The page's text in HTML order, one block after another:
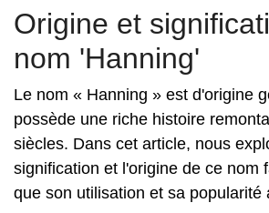
Origine et
nom 'Hanning'
Le nom « Hanning » est d'origine
possède une riche histoire
siècles. Dans cet article, nous
signification et l'origine de ce nom
que son utilisation et sa popularité